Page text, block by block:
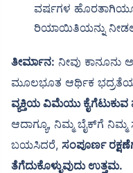
ವರ್ಷಗಳ
ರಿಯಾಯಿತಿಯನ್ನು
ತೀರ್ಮಾನ: ನೀವು ಕಾನೂನು
ಮೂಲಭೂತ ಆರ್ಥಿಕ
ವ್ಯಕ್ತಿಯ ವಿಮೆಯು
ಆದಾಗ್ಯೂ, ನಿಮ್ಮ ಬೈಕ್‌ಗೆ ನಿಮ್ಮ
ಬಯಸಿದರೆ, ಸಂಪೂರ್ಣ
ತೆಗೆದುಕೊಳ್ಳುವುದು ಉತ್ತಮ.